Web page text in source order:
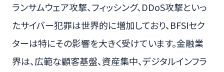
ランサムウェア攻撃、フィッシング、DDoS攻撃といっ
たサイバー犯罪は世界的に増加しており、BFSIセク
ターは特にその影響を大きく受けています。金融業
界は、広範な顧客基盤、資産集中、デジタルインフラ